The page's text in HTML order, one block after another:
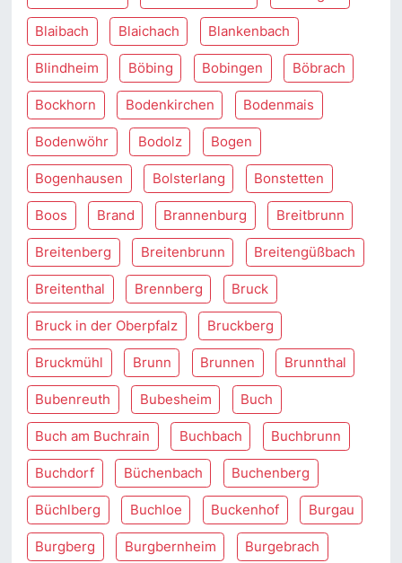
Blaibach Blaichach Blankenbach
Blindheim Böbing Bobingen Böbrach
Bockhorn Bodenkirchen Bodenmais
Bodenwöhr Bodolz Bogen
Bogenhausen Bolsterlang Bonstetten
Boos Brand Brannenburg Breitbrunn
Breitenberg Breitenbrunn Breitengüßbach
Breitenthal Brennberg Bruck
Bruck in der Oberpfalz Bruckberg
Bruckmühl Brunn Brunnen Brunnthal
Bubenreuth Bubesheim Buch
Buch am Buchrain Buchbach Buchbrunn
Buchdorf Büchenbach Buchenberg
Büchlberg Buchloe Buckenhof Burgau
Burgberg Burgbernheim Burgebrach